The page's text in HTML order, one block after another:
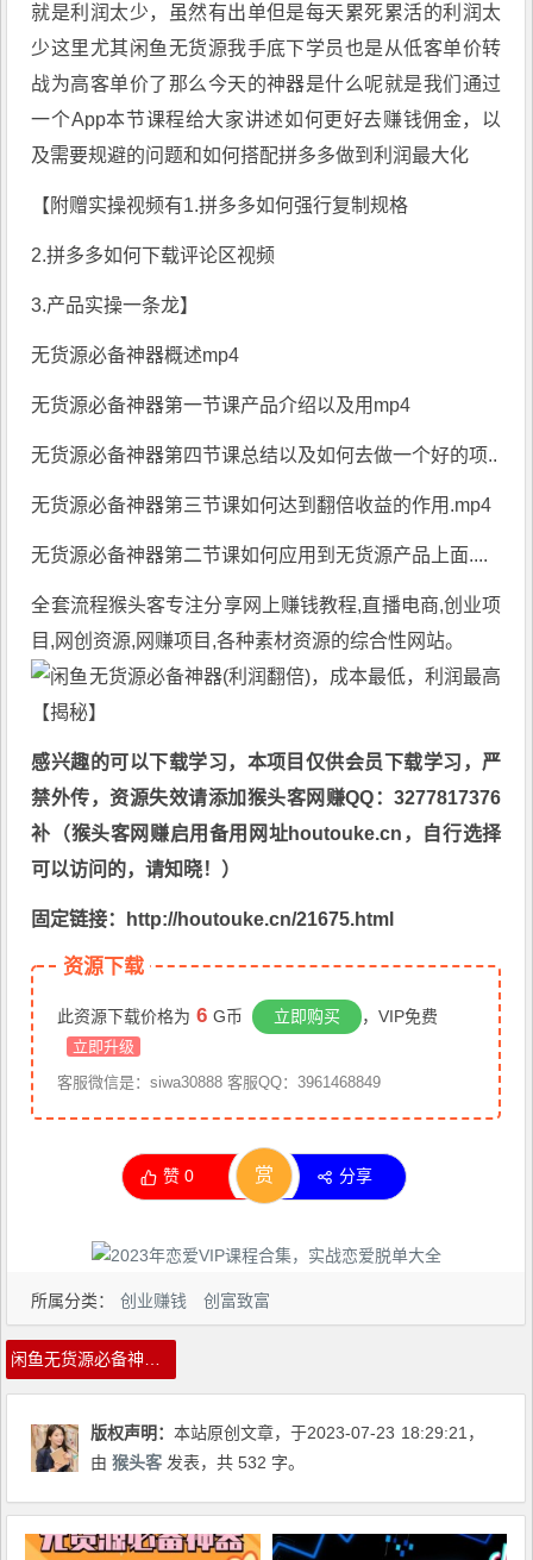
就是利润太少，虽然有出单但是每天累死累活的利润太
少这里尤其闲鱼无货源我手底下学员也是从低客单价转
战为高客单价了那么今天的神器是什么呢就是我们通过
一个App本节课程给大家讲述如何更好去赚钱佣金，以
及需要规避的问题和如何搭配拼多多做到利润最大化
【附赠实操视频有1.拼多多如何强行复制规格
2.拼多多如何下载评论区视频
3.产品实操一条龙】
无货源必备神器概述mp4
无货源必备神器第一节课产品介绍以及用mp4
无货源必备神器第四节课总结以及如何去做一个好的项..
无货源必备神器第三节课如何达到翻倍收益的作用.mp4
无货源必备神器第二节课如何应用到无货源产品上面....
全套流程猴头客专注分享网上赚钱教程,直播电商,创业项
目,网创资源, 网赚项目 ,各种素材资源的综合性网站。
感兴趣的可以下载学习，本项目仅供会员下载学习，严
禁外传，资源失效请添加猴头客网赚QQ：3277817376
补（猴头客网赚启用备用网址houtouke.cn，自行选择
可以访问的，请知晓！）
固定链接：http://houtouke.cn/21675.html
资源下载
此资源下载价格为 6 G币 立即购买 ，VIP免费
立即升级
客服微信是：siwa30888 客服QQ：3961468849
赞0 赏 分享
所属分类： 创业赚钱 创富致富
版权声明：本站原创文章，于2023-07-23 18:29:21 ，
由猴头客 发表，共 532 字。